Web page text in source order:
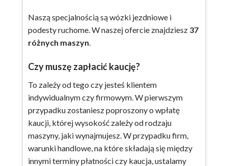
Naszą specjalnością są wózki jezdniowe i
podesty ruchome. W naszej ofercie znajdziesz 37
różnych maszyn.
Czy muszę zapłacić kaucję?
To zależy od tego czy jesteś klientem
indywidualnym czy firmowym. W pierwszym
przypadku zostaniesz poproszony o wpłatę
kaucji, której wysokość zależy od rodzaju
maszyny, jaki wynajmujesz. W przypadku firm,
warunki handlowe, na które składają się między
innymi terminy płatności czy kaucja, ustalamy